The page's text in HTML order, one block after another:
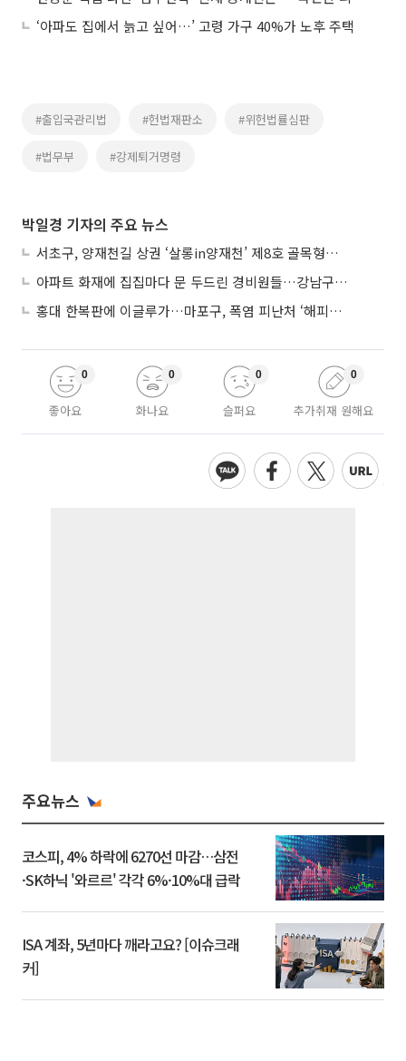
‘아파도 집에서 늙고 싶어…’ 고령 가구 40%가 노후 주택
#출입국관리법 #헌법재판소 #위헌법률심판
#법무부 #강제퇴거명령
박일경 기자의 주요 뉴스
서초구, 양재천길 상권 ‘살롱in양재천’ 제8호 골목형상점가 지정
아파트 화재에 집집마다 문 두드린 경비원들…강남구 감사장 수여
홍대 한복판에 이글루가…마포구, 폭염 피난처 ‘해피소’ 운영
좋아요
0
화나요
0
슬퍼요
0
추가취재 원해요
0
주요뉴스
코스피, 4% 하락에 6270선 마감…삼전
·SK하닉 '와르르' 각각 6%·10%대 급락
ISA 계좌, 5년마다 깨라고요? [이슈크래
커]